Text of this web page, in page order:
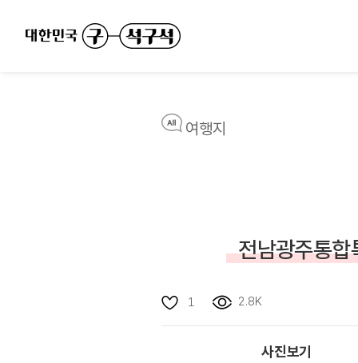
여행지
전남광주통합
1 2.8K
사진보기